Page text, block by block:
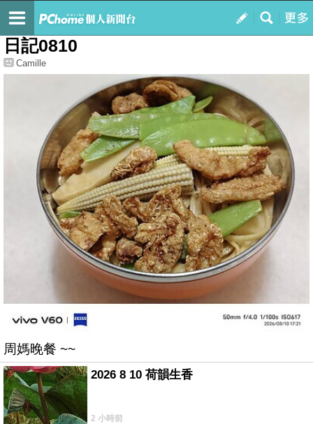
我的
最新文章
日記0810
Camille
周媽晚餐 ~~
2026 8 10 荷韻生香
2 小時前